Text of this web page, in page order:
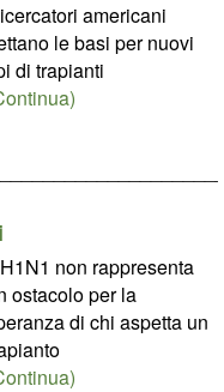
americani
le basi per nuovi
di trapianti
non rappresenta
ostacolo per la
di chi aspetta un